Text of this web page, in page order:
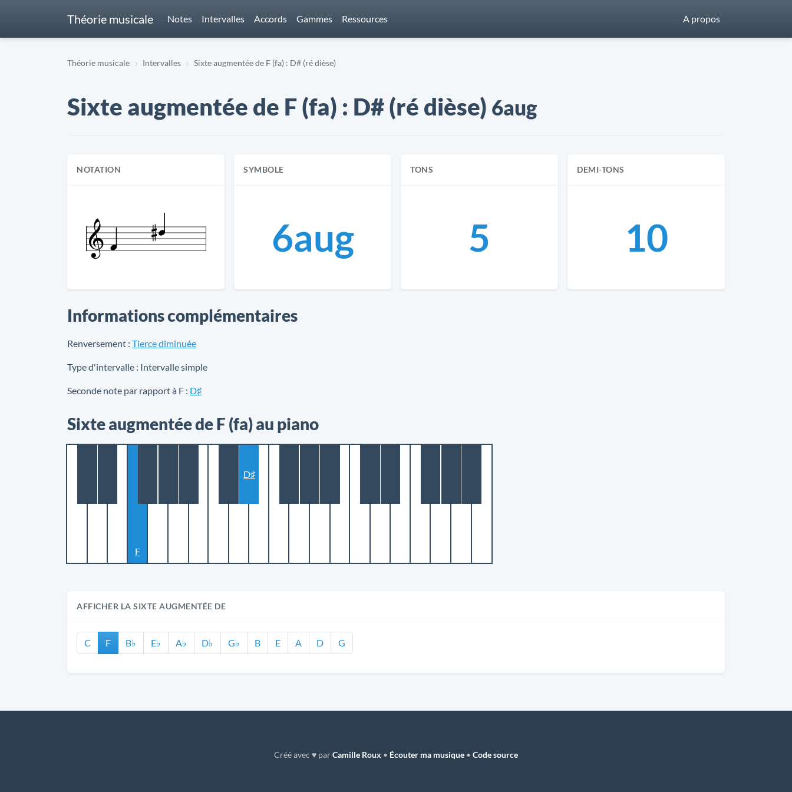
Théorie musicale Notes Intervalles Accords Gammes Ressources A propos
Théorie musicale Intervalles Sixte augmentée de F (fa) : D# (ré dièse)
Sixte augmentée de F (fa) : D# (ré dièse) 6aug
NOTATION SYMBOLE
6aug
TONS
5
DEMI-TONS
10
Informations complémentaires
Renversement : Tierce diminuée
Type d'intervalle : Intervalle simple
Seconde note par rapport à F : D♯
Sixte augmentée de F (fa) au piano
F
D♯
AFFICHER LA SIXTE AUGMENTÉE DE
C F B♭ E♭ A♭ D♭ G♭ B E A D G
Créé avec ♥ parCamille Roux • Écouter ma musique • Code source